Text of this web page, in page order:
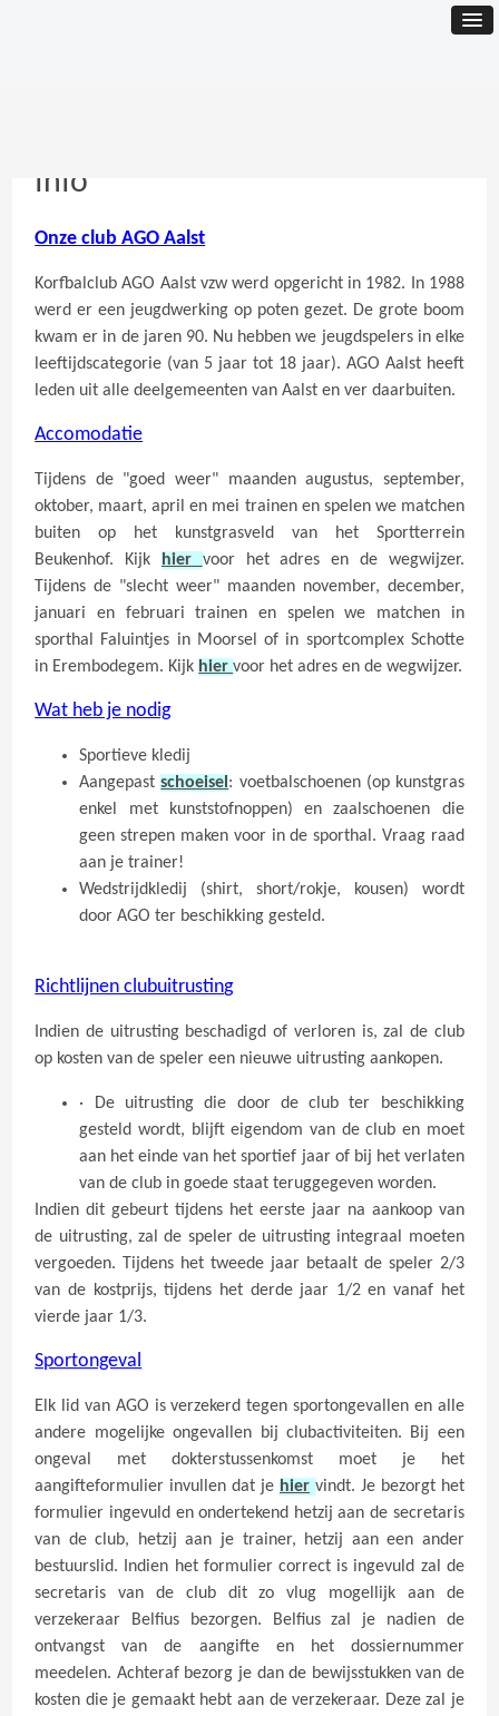
Info
Onze club AGO Aalst
Korfbalclub AGO Aalst vzw werd opgericht in 1982. In 1988
werd er een jeugdwerking op poten gezet. De grote boom
kwam er in de jaren 90. Nu hebben we jeugdspelers in elke
leeftijdscategorie (van 5 jaar tot 18 jaar). AGO Aalst heeft
leden uit alle deelgemeenten van Aalst en ver daarbuiten.
Accomodatie
Tijdens de "goed weer" maanden augustus, september,
oktober, maart, april en mei trainen en spelen we matchen
buiten op het kunstgrasveld van het Sportterrein
Beukenhof. Kijk
hier voor het adres en de wegwijzer.
Tijdens de "slecht weer" maanden november, december,
januari en februari trainen en spelen we matchen in
sporthal Faluintjes in Moorsel of in sportcomplex Schotte
in Erembodegem. Kijk hiervoor het adres en de wegwijzer.
Wat heb je nodig
Sportieve kledij
Aangepastschoeisel : voetbalschoenen (op kunstgras
enkel met kunststofnoppen) en zaalschoenen die
geen strepen maken voor in de sporthal. Vraag raad
aan je trainer!
Wedstrijdkledij (shirt, short/rokje, kousen) wordt
door AGO ter beschikking gesteld.
Richtlijnen clubuitrusting
Indien de uitrusting beschadigd of verloren is, zal de club
op kosten van de speler een nieuwe uitrusting aankopen.
· De uitrusting die door de club ter beschikking
gesteld wordt, blijft eigendom van de club en moet
aan het einde van het sportief jaar of bij het verlaten
van de club in goede staat teruggegeven worden.
Indien dit gebeurt tijdens het eerste jaar na aankoop van
de uitrusting, zal de speler de uitrusting integraal moeten
vergoeden. Tijdens het tweede jaar betaalt de speler 2/3
van de kostprijs, tijdens het derde jaar 1/2 en vanaf het
vierde jaar 1/3.
Sportongeval
Elk lid van AGO is verzekerd tegen sportongevallen en alle
andere mogelijke ongevallen bij clubactiviteiten. Bij een
ongeval met dokterstussenkomst moet je het
aangifteformulier invullen dat je hier vindt. Je bezorgt het
formulier ingevuld en ondertekend hetzij aan de secretaris
van de club, hetzij aan je trainer, hetzij aan een ander
bestuurslid. Indien het formulier correct is ingevuld zal de
secretaris van de club dit zo vlug mogellijk aan de
verzekeraar Belfius bezorgen. Belfius zal je nadien de
ontvangst van de aangifte en het dossiernummer
meedelen. Achteraf bezorg je dan de bewijsstukken van de
kosten die je gemaakt hebt aan de verzekeraar. Deze zal je